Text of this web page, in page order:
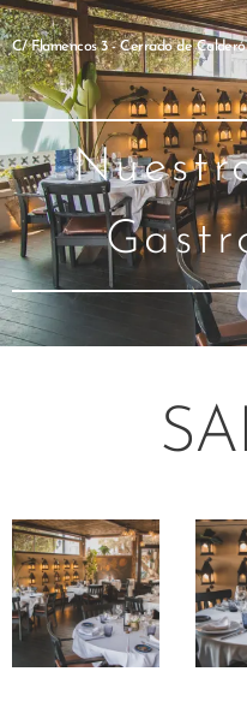
C/ Flamencos 3 - Cerrado de